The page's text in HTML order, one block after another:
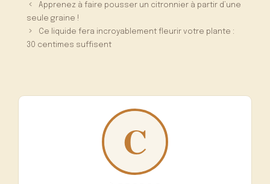
Apprenez à faire pousser un citronnier à partir d’une
seule graine !
Ce liquide fera incroyablement fleurir votre plante :
30 centimes suffisent